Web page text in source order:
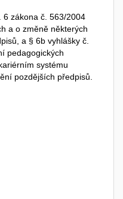
6 zákona č. 563/2004
a o změně některých
a § 6b vyhlášky č.
pedagogických
systému
pozdějších předpisů.